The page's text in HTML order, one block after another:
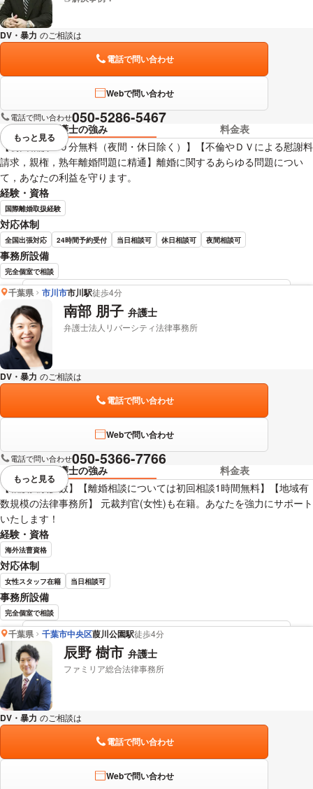
DV・暴力 のご相談は
電話で問い合わせ
Webで問い合わせ
電話で問い合わせ050-5286-5467
弁護士の強み
料金表
【初回相談３０分無料（夜間・休日除く）】【不倫やＤＶによる慰謝料
請求，親権，熟年離婚問題に精通】離婚に関するあらゆる問題につい
て，あなたの利益を守ります。
経験・資格
国際離婚取扱経験
対応体制
全国出張対応 24時間予約受付 当日相談可 休日相談可 夜間相談可
事務所設備
完全個室で相談
石塚 政人 弁護士の詳細情報を見る
視覚的に省略されている要素を
もっと見る
千葉県 市川市市川駅徒歩4分
南部 朋子 弁護士
弁護士法人リバーシティ法律事務所
DV・暴力 のご相談は
電話で問い合わせ
Webで問い合わせ
電話で問い合わせ050-5366-7766
弁護士の強み
料金表
【相談実績多数】【離婚相談については初回相談1時間無料】【地域有
数規模の法律事務所】 元裁判官(女性)も在籍。あなたを強力にサポート
いたします！
経験・資格
海外法曹資格
対応体制
女性スタッフ在籍 当日相談可
事務所設備
完全個室で相談
南部 朋子 弁護士の詳細情報を見る
視覚的に省略されている要素を
もっと見る
千葉県 千葉市中央区葭川公園駅徒歩4分
辰野 樹市 弁護士
ファミリア総合法律事務所
DV・暴力 のご相談は
電話で問い合わせ
Webで問い合わせ